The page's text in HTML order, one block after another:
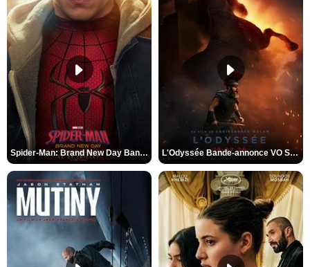
Spider-Man: Brand New Day Bande-annonce VO STFR L'Odyssée Bande-annonce VO STFR